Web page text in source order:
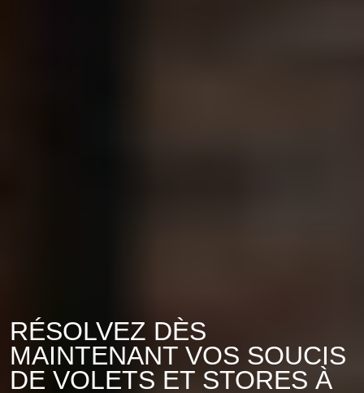
RÉSOLVEZ DÈS
MAINTENANT VOS SOUCIS
DE VOLETS ET STORES À